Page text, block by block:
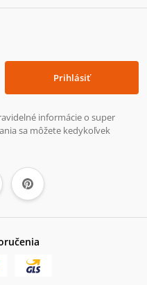
Prihlásiť
informácie o super
sa môžete kedykoľvek